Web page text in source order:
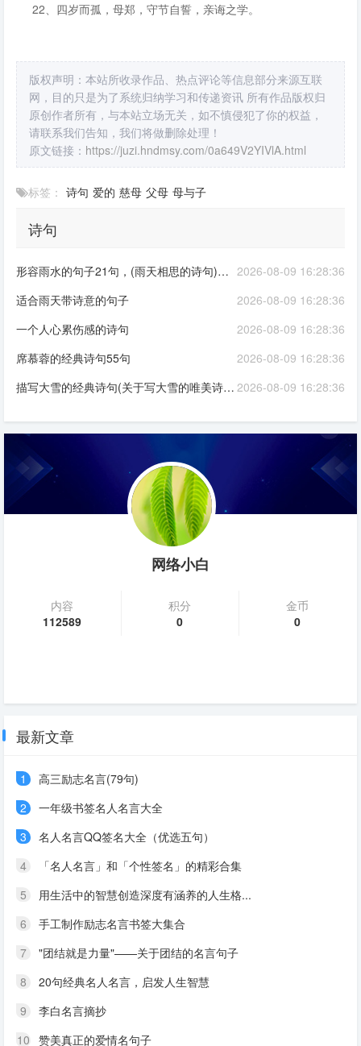
22、四岁而孤，母郑，守节自誓，亲诲之学。
版权声明：本站所收录作品、热点评论等信息部分来源互联
网，目的只是为了系统归纳学习和传递资讯 所有作品版权归
原创作者所有，与本站立场无关，如不慎侵犯了你的权益，
请联系我们告知，我们将做删除处理！
原文链接： https://juzi.hndmsy.com/0a649V2YIVlA.html
标签： 诗句 爱的 慈母 父母 母与子
诗句
2026-08-09 16:28:36
形容雨水的句子21句，(雨天相思的诗句)浪漫雨天唯美句子
2026-08-09 16:28:36
适合雨天带诗意的句子
2026-08-09 16:28:36
一个人心累伤感的诗句
2026-08-09 16:28:36
席慕蓉的经典诗句55句
2026-08-09 16:28:36
描写大雪的经典诗句(关于写大雪的唯美诗句欣赏)
网络小白
内容
112589
积分
0
金币
0
最新文章
1
高三励志名言(79句)
2
一年级书签名人名言大全
3
名人名言QQ签名大全（优选五句）
4
「名人名言」和「个性签名」的精彩合集
5
用生活中的智慧创造深度有涵养的人生格...
6
手工制作励志名言书签大集合
7
"团结就是力量"——关于团结的名言句子
8
20句经典名人名言，启发人生智慧
9
李白名言摘抄
10 赞美真正的爱情名句子